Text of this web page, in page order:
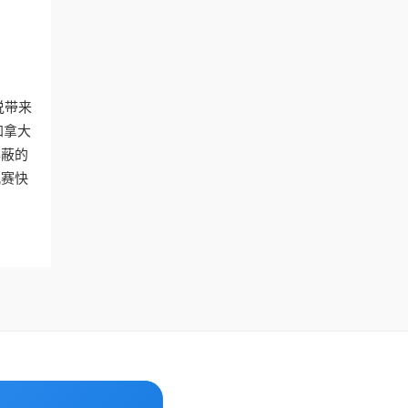
带来
拿大
的
快